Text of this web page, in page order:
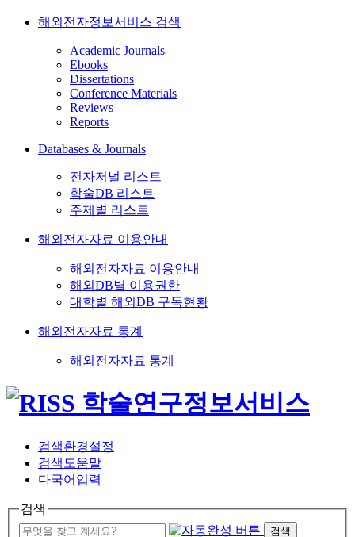
해외전자정보서비스 검색
Academic Journals
Ebooks
Dissertations
Conference Materials
Reviews
Reports
Databases & Journals
전자저널 리스트
학술DB 리스트
주제별 리스트
해외전자자료 이용안내
해외전자자료 이용안내
해외DB별 이용권한
대학별 해외DB 구독현황
해외전자자료 통계
해외전자자료 통계
검색환경설정
검색도움말
다국어입력
검색
검색